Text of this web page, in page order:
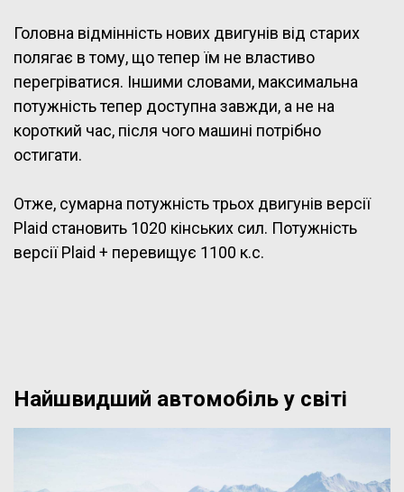
Головна відмінність нових двигунів від старих
полягає в тому, що тепер їм не властиво
перегріватися. Іншими словами, максимальна
потужність тепер доступна завжди, а не на
короткий час, після чого машині потрібно
остигати.
Отже, сумарна потужність трьох двигунів версії
Plaid становить 1020 кінських сил. Потужність
версії Plaid + перевищує 1100 к.с.
Найшвидший автомобіль у світі